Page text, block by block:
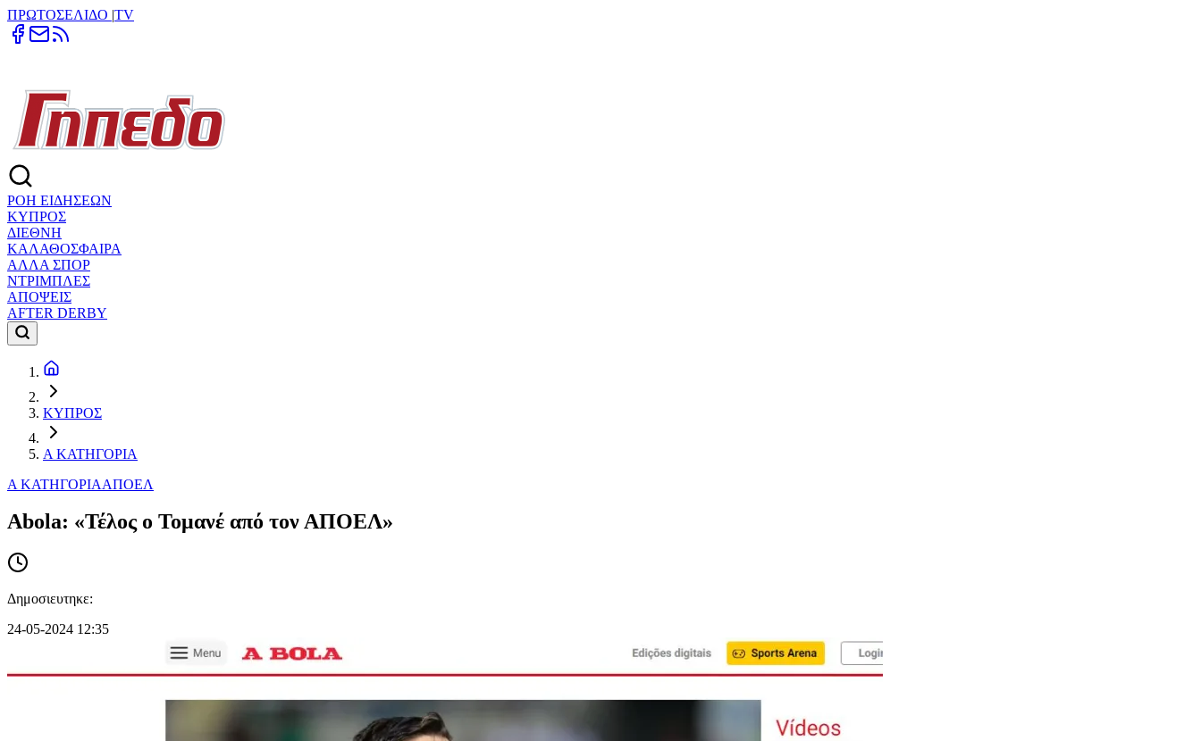
ΠΡΩΤΟΣΕΛΙΔΟ |TV
ΡΟΗ ΕΙΔΗΣΕΩΝ
ΚΥΠΡΟΣ
ΔΙΕΘΝΗ
ΚΑΛΑΘΟΣΦΑΙΡΑ
ΑΛΛΑ ΣΠΟΡ
ΝΤΡΙΜΠΛΕΣ
ΑΠΟΨΕΙΣ
AFTER DERBY
ΚΥΠΡΟΣ
Α ΚΑΤΗΓΟΡΙΑ
Α ΚΑΤΗΓΟΡΙΑΑΠΟΕΛ
Abola: «Τέλος ο Τομανέ από τον ΑΠΟΕΛ»
Δημοσιευτηκε:
24-05-2024 12:35